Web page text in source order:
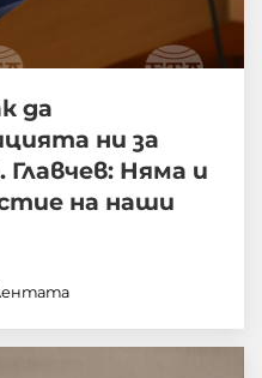
да
ни за
Няма и
на наши